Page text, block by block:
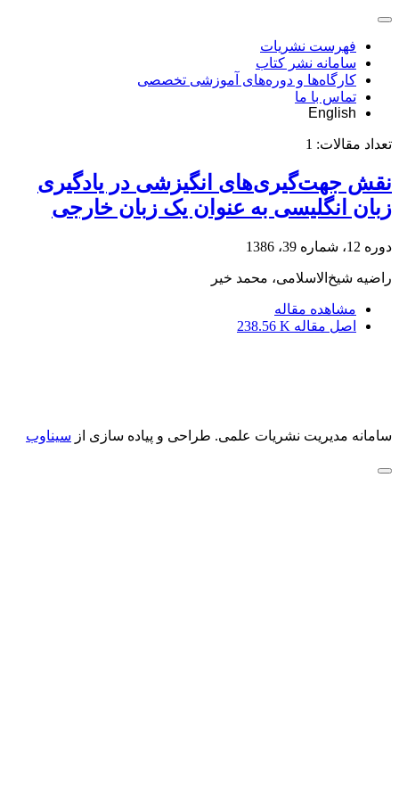
فهرست نشریات
سامانه نشر کتاب
کارگاه‌ها و دوره‌های آموزشی تخصصی
تماس با ما
English
تعداد مقالات: 1
نقش جهت‌گیری‌های انگیزشی در یادگیری
زبان انگلیسی به عنوان یک زبان خارجی
دوره 12، شماره 39، 1386
راضیه شیخ‌الاسلامی، محمد خیر
مشاهده مقاله
اصل مقاله 238.56 K
سامانه مدیریت نشریات علمی. طراحی و پیاده سازی از سیناوب